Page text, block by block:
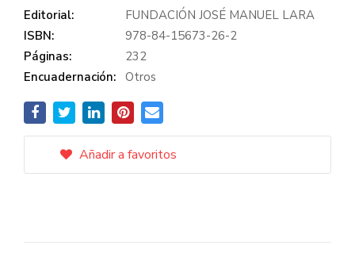
Editorial:
FUNDACIÓN JOSÉ MANUEL LARA
ISBN:
978-84-15673-26-2
Páginas:
232
Encuadernación: Otros
Añadir a favoritos